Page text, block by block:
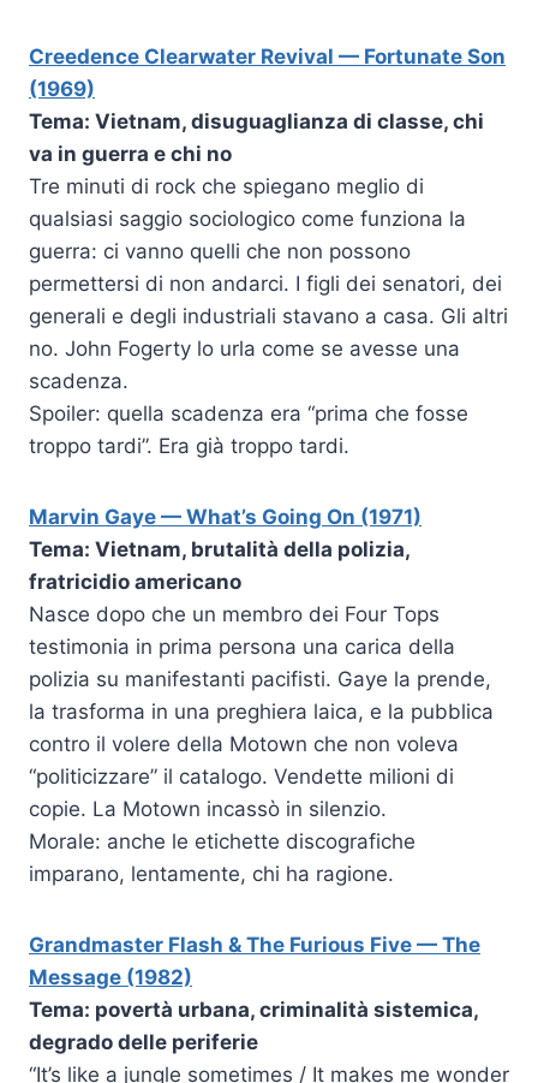
Creedence Clearwater Revival — Fortunate Son
(1969)
Tema: Vietnam, disuguaglianza di classe, chi
va in guerra e chi no
Tre minuti di rock che spiegano meglio di
qualsiasi saggio sociologico come funziona la
guerra: ci vanno quelli che non possono
permettersi di non andarci. I figli dei senatori, dei
generali e degli industriali stavano a casa. Gli altri
no. John Fogerty lo urla come se avesse una
scadenza.
Spoiler: quella scadenza era “prima che fosse
troppo tardi”. Era già troppo tardi.
Marvin Gaye — What’s Going On (1971)
Tema: Vietnam, brutalità della polizia,
fratricidio americano
Nasce dopo che un membro dei Four Tops
testimonia in prima persona una carica della
polizia su manifestanti pacifisti. Gaye la prende,
la trasforma in una preghiera laica, e la pubblica
contro il volere della Motown che non voleva
“politicizzare” il catalogo. Vendette milioni di
copie. La Motown incassò in silenzio.
Morale: anche le etichette discografiche
imparano, lentamente, chi ha ragione.
Grandmaster Flash & The Furious Five — The
Message (1982)
Tema: povertà urbana, criminalità sistemica,
degrado delle periferie
“It’s like a jungle sometimes / It makes me wonder